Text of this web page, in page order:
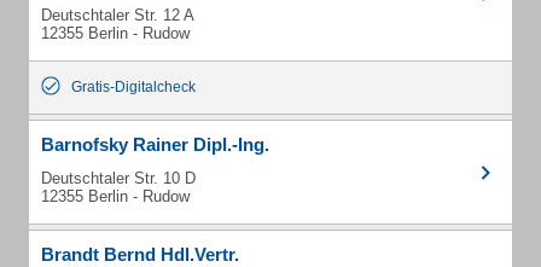
Deutschtaler Str. 12 A
12355 Berlin - Rudow
Gratis-Digitalcheck
Barnofsky Rainer Dipl.-Ing.
Deutschtaler Str. 10 D
12355 Berlin - Rudow
Brandt Bernd Hdl.Vertr.